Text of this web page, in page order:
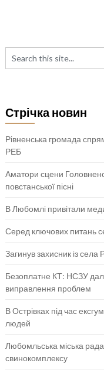
Стрічка новин
Рівненська громада
РЕБ
Аматори сцени
повстанської пісні
В Любомлі привітали
Серед ключових питань
Загинув захисник із села
Безоплатне КТ: НСЗУ
виправлення проблем
В Острівках під час
людей
Любомльська міська
свинокомплексу